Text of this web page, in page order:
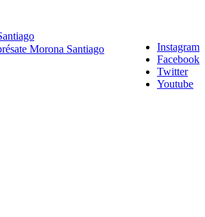
Instagram
Facebook
Twitter
Youtube